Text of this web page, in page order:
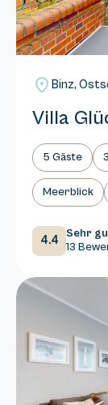
Binz,
Villa
5 Gäste
Meerblick
4.4
Sehr
13